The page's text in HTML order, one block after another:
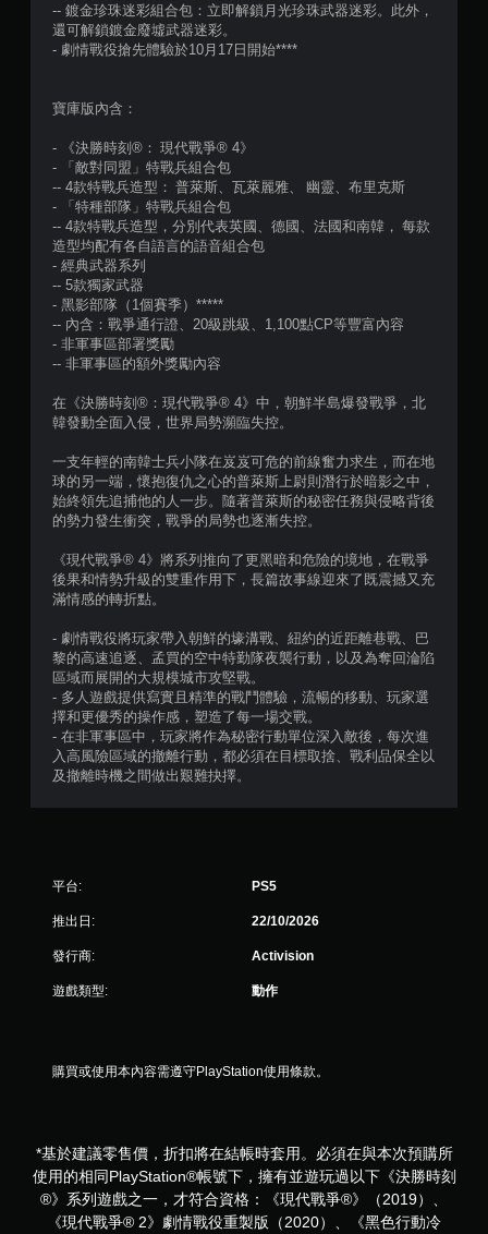
-- 鍍金珍珠迷彩組合包：立即解鎖月光珍珠武器迷彩。此外，
還可解鎖鍍金廢墟武器迷彩。
- 劇情戰役搶先體驗於10月17日開始****
寶庫版內含：
- 《決勝時刻®： 現代戰爭® 4》
- 「敵對同盟」特戰兵組合包
-- 4款特戰兵造型： 普萊斯、瓦萊麗雅、 幽靈、布里克斯
- 「特種部隊」特戰兵組合包
-- 4款特戰兵造型，分別代表英國、德國、法國和南韓， 每款
造型均配有各自語言的語音組合包
- 經典武器系列
-- 5款獨家武器
- 黑影部隊（1個賽季）*****
-- 內含：戰爭通行證、20級跳級、1,100點CP等豐富內容
- 非軍事區部署獎勵
-- 非軍事區的額外獎勵內容
在《決勝時刻®：現代戰爭® 4》中，朝鮮半島爆發戰爭，北
韓發動全面入侵，世界局勢瀕臨失控。
一支年輕的南韓士兵小隊在岌岌可危的前線奮力求生，而在地
球的另一端，懷抱復仇之心的普萊斯上尉則潛行於暗影之中，
始終領先追捕他的人一步。隨著普萊斯的秘密任務與侵略背後
的勢力發生衝突，戰爭的局勢也逐漸失控。
《現代戰爭® 4》將系列推向了更黑暗和危險的境地，在戰爭
後果和情勢升級的雙重作用下，長篇故事線迎來了既震撼又充
滿情感的轉折點。
- 劇情戰役將玩家帶入朝鮮的壕溝戰、紐約的近距離巷戰、巴
黎的高速追逐、孟買的空中特勤隊夜襲行動，以及為奪回淪陷
區域而展開的大規模城市攻堅戰。
- 多人遊戲提供寫實且精準的戰鬥體驗，流暢的移動、玩家選
擇和更優秀的操作感，塑造了每一場交戰。
- 在非軍事區中，玩家將作為秘密行動單位深入敵後，每次進
入高風險區域的撤離行動，都必須在目標取捨、戰利品保全以
及撤離時機之間做出艱難抉擇。
平台: PS5
推出日: 22/10/2026
發行商: Activision
遊戲類型: 動作
購買或使用本內容需遵守PlayStation使用條款。
*基於建議零售價，折扣將在結帳時套用。必須在與本次預購所
使用的相同PlayStation®帳號下，擁有並遊玩過以下《決勝時刻
®》系列遊戲之一，才符合資格：《現代戰爭®》（2019）、
《現代戰爭® 2》劇情戰役重製版（2020）、《黑色行動冷